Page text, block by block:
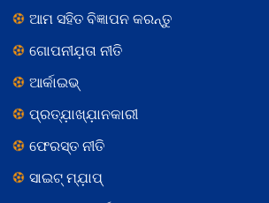
ଆମ ସହିତ ବିଜ୍ଞାପନ କରନ୍ତୁ
ଗୋପନୀଯ଼ତା ନୀତି
ଆର୍କାଇଭ୍
ପ୍ରତ୍ଯ଼ାଖ୍ଯ଼ାନକାରୀ
ଫେରସ୍ତ ନୀତି
ସାଇଟ୍ ମ୍ଯ଼ାପ୍